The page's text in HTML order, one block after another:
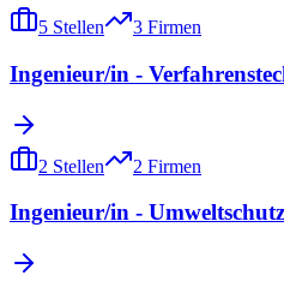
5 Stellen 3 Firmen
Ingenieur/in -
2 Stellen 2 Firmen
Ingenieur/in -